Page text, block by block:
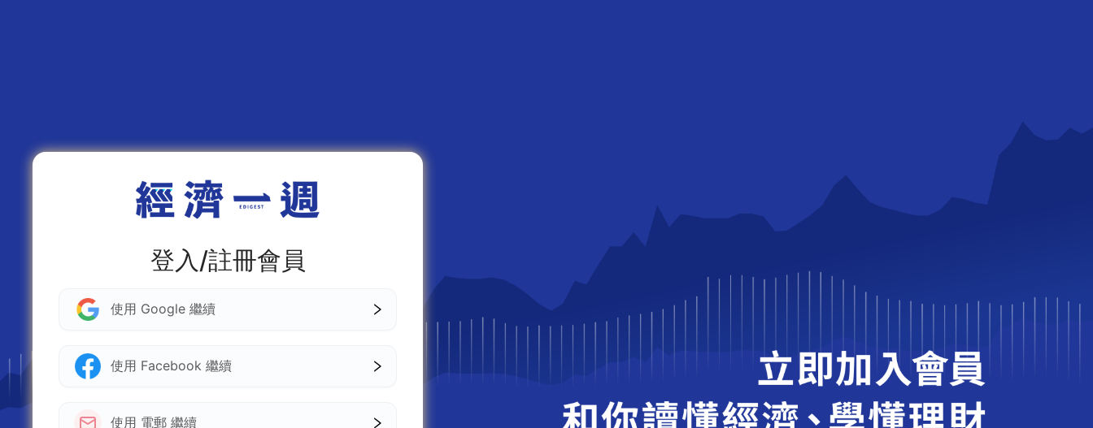
登入/註冊會員
使用 Google 繼續
使用 Facebook 繼續
使用 電郵 繼續